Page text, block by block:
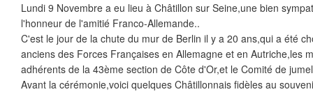
Lundi 9 Novembre a eu lieu à Châtillon sur Seine,une bien
l'honneur de l'amitié Franco-Allemande..
C'est le jour de la chute du mur de Berlin il y a 20 ans,qui a été
anciens des Forces Françaises en Allemagne et en Autriche,les
adhérents de la 43ème section de Côte d'Or,et le Comité de
Avant la cérémonie,voici quelques Châtillonnais fidèles au